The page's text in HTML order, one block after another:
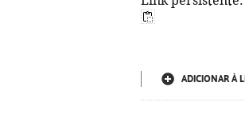
ADICIONAR À